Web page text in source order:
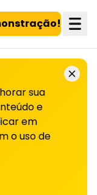
e
sua
e
em
o uso de